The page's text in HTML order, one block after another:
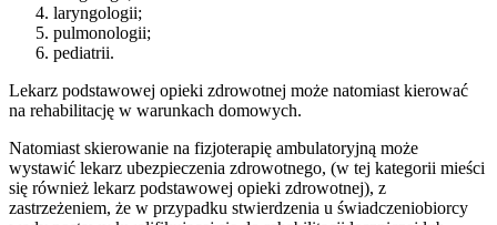
laryngologii;
pulmonologii;
pediatrii.
Lekarz podstawowej opieki zdrowotnej może natomiast kierować
na rehabilitację w warunkach domowych.
Natomiast skierowanie na fizjoterapię ambulatoryjną może
wystawić lekarz ubezpieczenia zdrowotnego, (w tej kategorii mieści
się również lekarz podstawowej opieki zdrowotnej), z
zastrzeżeniem, że w przypadku stwierdzenia u świadczeniobiorcy